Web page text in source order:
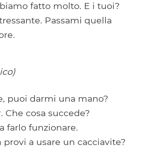
fatto molto. E i tuoi?
Passami quella
puoi darmi una mano?
Che cosa succede?
farlo funzionare.
provi a usare un cacciavite?